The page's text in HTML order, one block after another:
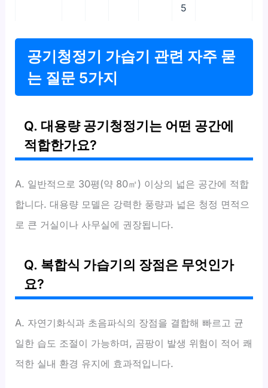
5
공기청정기 가습기 관련 자주 묻
는 질문 5가지
Q. 대용량 공기청정기는 어떤 공간에
적합한가요?
A. 일반적으로 30평(약 80㎡) 이상의 넓은 공간에 적합
합니다. 대용량 모델은 강력한 풍량과 넓은 청정 면적으
로 큰 거실이나 사무실에 권장됩니다.
Q. 복합식 가습기의 장점은 무엇인가
요?
A. 자연기화식과 초음파식의 장점을 결합해 빠르고 균
일한 습도 조절이 가능하며, 곰팡이 발생 위험이 적어 쾌
적한 실내 환경 유지에 효과적입니다.